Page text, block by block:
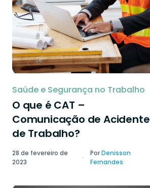
Saúde e Segurança no Trabalho
O que é CAT –
Comunicação de Acidente
de Trabalho?
28 de fevereiro de
2023
PorDenisson
Fernandes